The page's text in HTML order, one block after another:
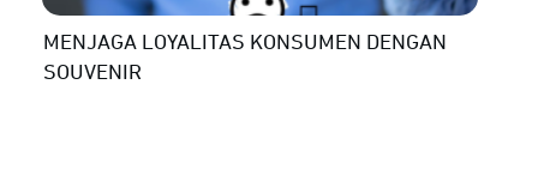
MENJAGA LOYALITAS KONSUMEN DENGAN
SOUVENIR